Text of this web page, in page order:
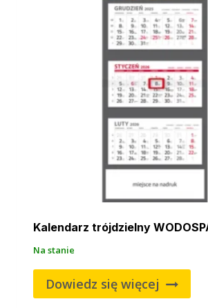
Kalendarz trójdzielny
Na stanie
Dowiedz się więcej